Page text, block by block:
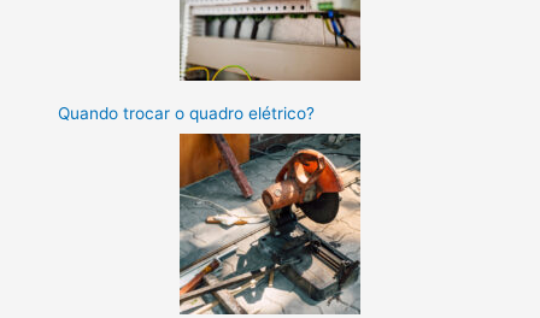
Quando trocar o quadro elétrico?